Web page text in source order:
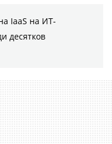
IaaS на ИТ-
десятков